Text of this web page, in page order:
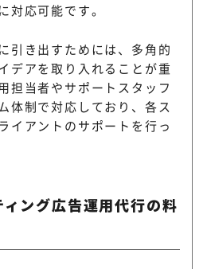
対応可能です。
引き出すためには、多角的
デアを取り入れることが重
担当者やサポートスタッフ
体制で対応しており、各ス
イアントのサポートを行っ
ング広告運用代行の料